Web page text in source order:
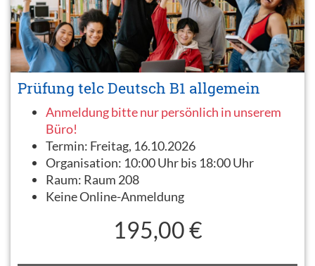
Prüfung telc Deutsch B1 allgemein
Anmeldung bitte nur persönlich in unserem
Büro!
Termin: Freitag, 16.10.2026
Organisation: 10:00 Uhr bis 18:00 Uhr
Raum: Raum 208
Keine Online-Anmeldung
195,00 €